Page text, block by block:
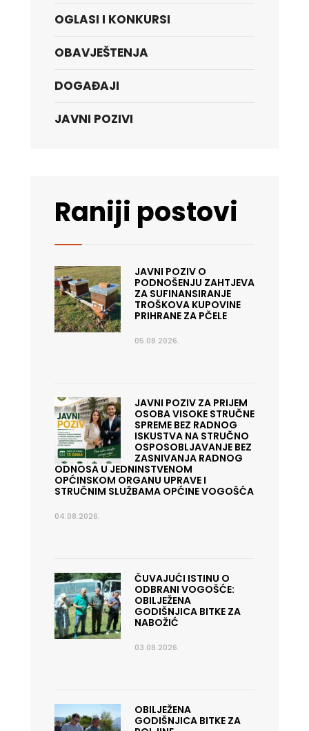
OGLASI I KONKURSI
OBAVJEŠTENJA
DOGAĐAJI
JAVNI POZIVI
Raniji postovi
JAVNI POZIV O
PODNOŠENJU ZAHTJEVA
ZA SUFINANSIRANJE
TROŠKOVA KUPOVINE
PRIHRANE ZA PČELE
05.08.2026.
JAVNI POZIV ZA PRIJEM
OSOBA VISOKE STRUČNE
SPREME BEZ RADNOG
ISKUSTVA NA STRUČNO
OSPOSOBLJAVANJE BEZ
ZASNIVANJA RADNOG
ODNOSA U JEDNINSTVENOM
OPĆINSKOM ORGANU UPRAVE I
STRUČNIM SLUŽBAMA OPĆINE VOGOŠĆA
04.08.2026.
ČUVAJUĆI ISTINU O
ODBRANI VOGOŠĆE:
OBILJEŽENA
GODIŠNJICA BITKE ZA
NABOŽIĆ
03.08.2026.
OBILJEŽENA
GODIŠNJICA BITKE ZA